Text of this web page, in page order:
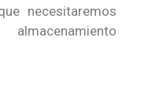
necesitaremos